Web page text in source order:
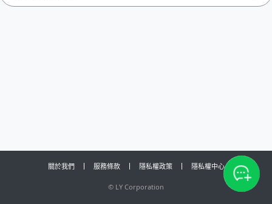
關於我們 服務條款 隱私權政策 隱私權中心
© LY Corporation